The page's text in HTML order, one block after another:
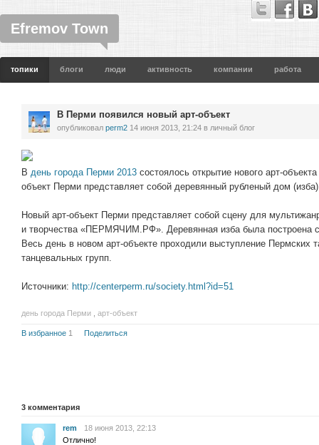
Efremov Town
топики блоги люди активность компании работа
В Перми появился новый арт-объект
опубликовал perm2 14 июня 2013, 21:24 в личный блог
В день города Перми 2013 состоялось открытие нового арт-
объект Перми представляет собой деревянный рубленый дом
Новый арт-объект Перми представляет собой сцену для
и творчества «ПЕРМЯЧИМ.РФ». Деревянная изба была построена
Весь день в новом арт-объекте проходили выступление Пермских
танцевальных групп.
Источники: http://centerperm.ru/society.html?id=51
день города Перми арт-объект
В избранное 1 Поделиться
3 комментария
rem
18 июня 2013, 22:13
Отлично!